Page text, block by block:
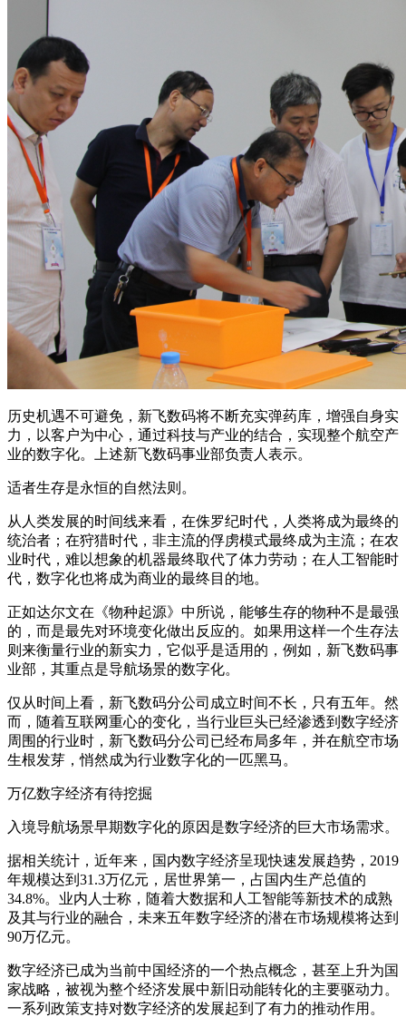
历史机遇不可避免，新飞数码将不断充实弹药库，增强自身实
力，以客户为中心，通过科技与产业的结合，实现整个航空产
业的数字化。上述新飞数码事业部负责人表示。
适者生存是永恒的自然法则。
从人类发展的时间线来看，在侏罗纪时代，人类将成为最终的
统治者；在狩猎时代，非主流的俘虏模式最终成为主流；在农
业时代，难以想象的机器最终取代了体力劳动；在人工智能时
代，数字化也将成为商业的最终目的地。
正如达尔文在《物种起源》中所说，能够生存的物种不是最强
的，而是最先对环境变化做出反应的。如果用这样一个生存法
则来衡量行业的新实力，它似乎是适用的，例如，新飞数码事
业部，其重点是导航场景的数字化。
仅从时间上看，新飞数码分公司成立时间不长，只有五年。然
而，随着互联网重心的变化，当行业巨头已经渗透到数字经济
周围的行业时，新飞数码分公司已经布局多年，并在航空市场
生根发芽，悄然成为行业数字化的一匹黑马。
万亿数字经济有待挖掘
入境导航场景早期数字化的原因是数字经济的巨大市场需求。
据相关统计，近年来，国内数字经济呈现快速发展趋势，2019
年规模达到31.3万亿元，居世界第一，占国内生产总值的
34.8%。业内人士称，随着大数据和人工智能等新技术的成熟
及其与行业的融合，未来五年数字经济的潜在市场规模将达到
90万亿元。
数字经济已成为当前中国经济的一个热点概念，甚至上升为国
家战略，被视为整个经济发展中新旧动能转化的主要驱动力。
一系列政策支持对数字经济的发展起到了有力的推动作用。